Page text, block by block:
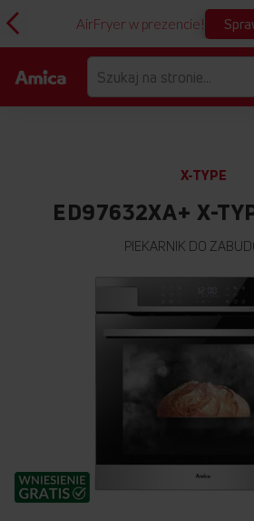
AirFryer w prezencie!
X-TYPE
ED97632XA+ X-
PIEKARNIK DO